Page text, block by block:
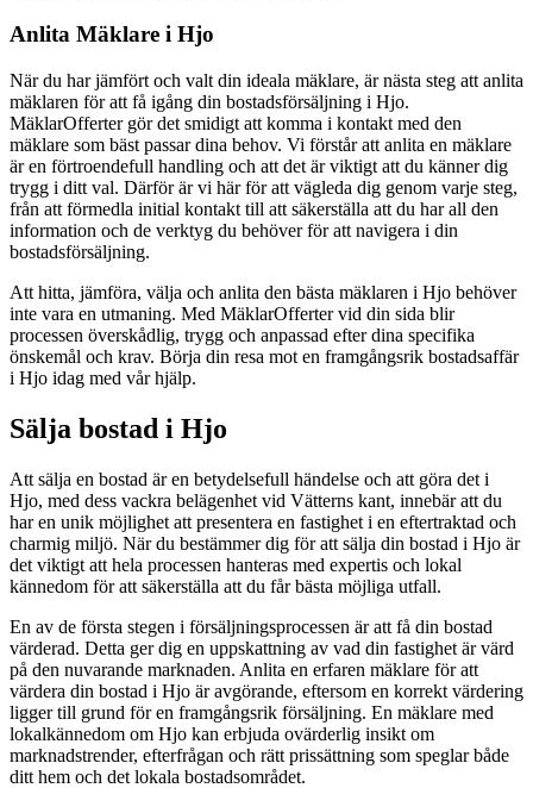
Anlita Mäklare i Hjo
När du har jämfört och valt din ideala mäklare, är nästa steg att anlita
mäklaren för att få igång din bostadsförsäljning i Hjo.
MäklarOfferter gör det smidigt att komma i kontakt med den
mäklare som bäst passar dina behov. Vi förstår att anlita en mäklare
är en förtroendefull handling och att det är viktigt att du känner dig
trygg i ditt val. Därför är vi här för att vägleda dig genom varje steg,
från att förmedla initial kontakt till att säkerställa att du har all den
information och de verktyg du behöver för att navigera i din
bostadsförsäljning.
Att hitta, jämföra, välja och anlita den bästa mäklaren i Hjo behöver
inte vara en utmaning. Med MäklarOfferter vid din sida blir
processen överskådlig, trygg och anpassad efter dina specifika
önskemål och krav. Börja din resa mot en framgångsrik bostadsaffär
i Hjo idag med vår hjälp.
Sälja bostad i Hjo
Att sälja en bostad är en betydelsefull händelse och att göra det i
Hjo, med dess vackra belägenhet vid Vätterns kant, innebär att du
har en unik möjlighet att presentera en fastighet i en eftertraktad och
charmig miljö. När du bestämmer dig för att sälja din bostad i Hjo är
det viktigt att hela processen hanteras med expertis och lokal
kännedom för att säkerställa att du får bästa möjliga utfall.
En av de första stegen i försäljningsprocessen är att få din bostad
värderad. Detta ger dig en uppskattning av vad din fastighet är värd
på den nuvarande marknaden. Anlita en erfaren mäklare för att
värdera din bostad i Hjo är avgörande, eftersom en korrekt värdering
ligger till grund för en framgångsrik försäljning. En mäklare med
lokalkännedom om Hjo kan erbjuda ovärderlig insikt om
marknadstrender, efterfrågan och rätt prissättning som speglar både
ditt hem och det lokala bostadsområdet.